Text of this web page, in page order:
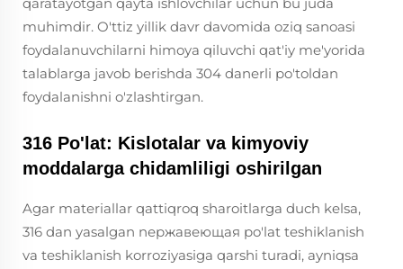
qaratayotgan qayta ishlovchilar uchun bu juda
muhimdir. O'ttiz yillik davr davomida oziq sanoasi
foydalanuvchilarni himoya qiluvchi qat'iy me'yorida
talablarga javob berishda 304 danerli po'toldan
foydalanishni o'zlashtirgan.
316 Po'lat: Kislotalar va kimyoviy
moddalarga chidamliligi oshirilgan
Agar materiallar qattiqroq sharoitlarga duch kelsa,
316 dan yasalgan nержавеющая po'lat teshiklanish
va teshiklanish korroziyasiga qarshi turadi, ayniqsa